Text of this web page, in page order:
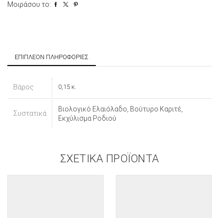
Μοιράσου το:
ΕΠΙΠΛΈΟΝ ΠΛΗΡΟΦΟΡΊΕΣ
Βάρος 0,15 κ.
Συστατικά
Βιολογικό Ελαιόλαδο, Βούτυρο Καριτέ,
Εκχύλισμα Ροδιού
ΣΧΕΤΙΚΆ ΠΡΟΪΌΝΤΑ